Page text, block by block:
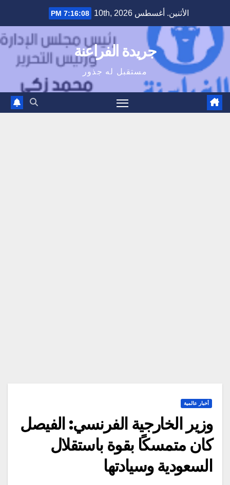
content
الأثنين. أغسطس 10th, 2026 7:16:08 PM
جريدة الفراعنة
مستقبل له جذور
أخبار عالمية
وزير الخارجية الفرنسي: الفيصل
كان متمسكًا بقوة باستقلال
السعودية وسيادتها